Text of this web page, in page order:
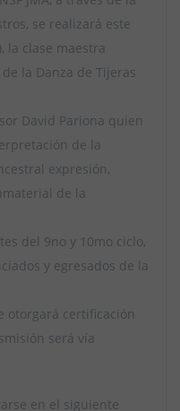
se realizará este
la clase maestra
la Danza de Tijeras
David Pariona quien
de la
expresión,
de la
del 9no y 10mo ciclo,
y egresados de la
otorgará certificación
será vía
en el siguiente